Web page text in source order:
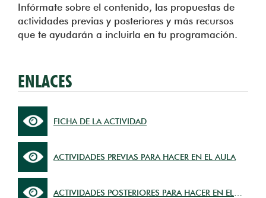
Infórmate sobre el contenido, las propuestas de
actividades previas y posteriores y más recursos
que te ayudarán a incluirla en tu programación.
ENLACES
FICHA DE LA ACTIVIDAD
ACTIVIDADES PREVIAS PARA HACER EN EL AULA
ACTIVIDADES POSTERIORES PARA HACER EN EL